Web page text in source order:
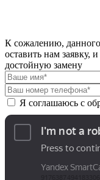
К сожалению,
оставить нам заявку,
достойную замену
Я соглашаюсь с